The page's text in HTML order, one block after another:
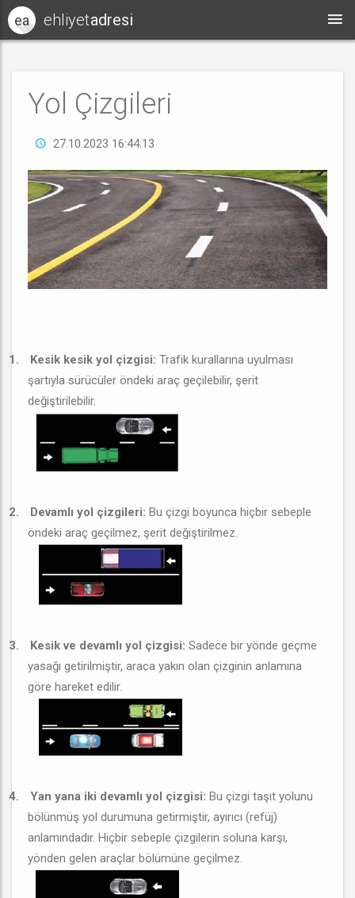
ea ehliyetadresi
Yol Çizgileri
27.10.2023 16:44:13
1. Kesik kesik yol çizgisi: Trafik kurallarına uyulması
şartıyla sürücüler öndeki araç geçilebilir, şerit
değiştirilebilir.
2. Devamlı yol çizgileri: Bu çizgi boyunca hiçbir sebeple
öndeki araç geçilmez, şerit değiştirilmez.
3. Kesik ve devamlı yol çizgisi: Sadece bir yönde geçme
yasağı getirilmiştir, araca yakın olan çizginin anlamına
göre hareket edilir.
4. Yan yana iki devamlı yol çizgisi: Bu çizgi taşıt yolunu
bölünmüş yol durumuna getirmiştir, ayırıcı (refüj)
anlamındadır. Hiçbir sebeple çizgilerin soluna karşı,
yönden gelen araçlar bölümüne geçilmez.